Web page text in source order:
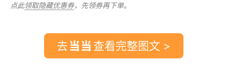
点此领取隐藏优惠券，先领券再下单。
去 查看完整图文 >